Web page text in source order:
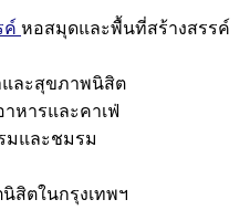
ค์ หอสมุดและพื้นที่สร้างสรรค์
และสุขภาพนิสิต
าหารและคาเฟ่
มและชมรม
สิตในกรุงเทพฯ